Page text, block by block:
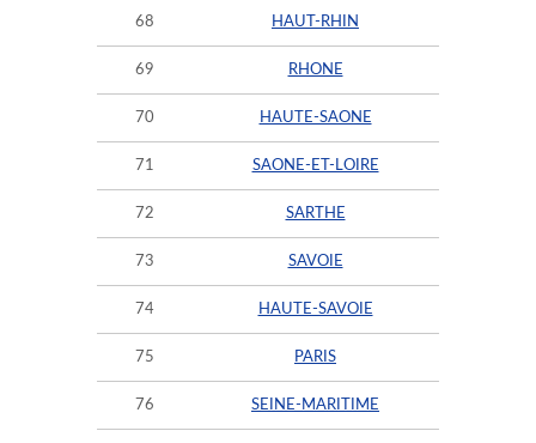
68 HAUT-RHIN
69 RHONE
70 HAUTE-SAONE
71 SAONE-ET-LOIRE
72 SARTHE
73 SAVOIE
74 HAUTE-SAVOIE
75 PARIS
76 SEINE-MARITIME